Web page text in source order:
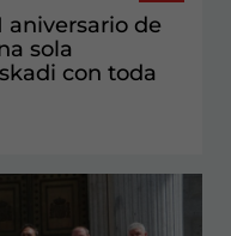
aniversario de
sola
con toda